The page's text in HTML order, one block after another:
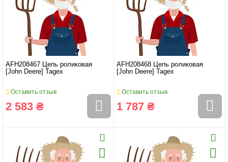
AFH208467 Цепь роликовая
[John Deere] Tagex
Оставить отзыв
2 583 ₴
AFH208468 Цепь роликовая
[John Deere] Tagex
Оставить отзыв
1 787 ₴